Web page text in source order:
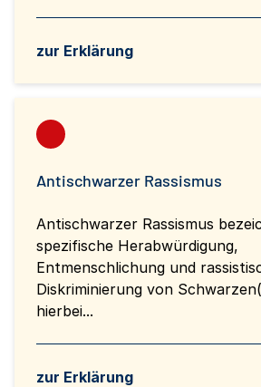
zur Erklärung
Antischwarzer Rassismus
Antischwarzer Rassismus
spezifische Herabwürdigung,
Entmenschlichung und
Diskriminierung von
hierbei...
zur Erklärung